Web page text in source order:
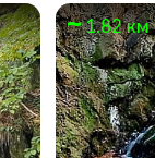
1.82 км